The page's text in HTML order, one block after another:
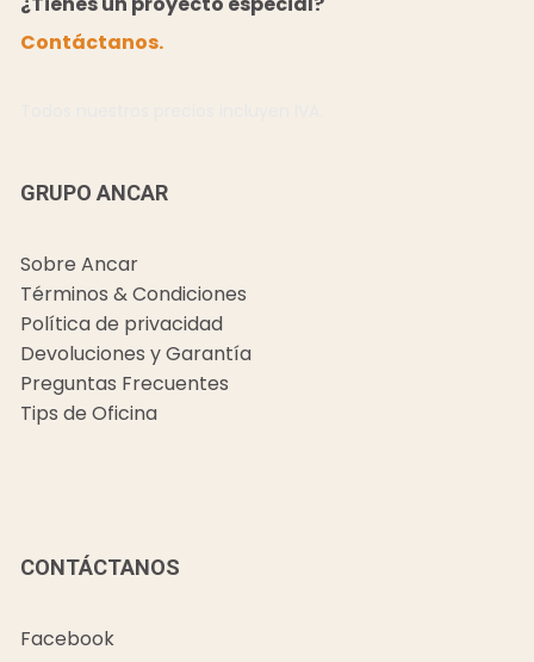
Contáctanos.
GRUPO ANCAR
Sobre Ancar
Términos & Condiciones
Política de privacidad
Devoluciones y Garantía
Preguntas Frecuentes
Tips de Oficina
CONTÁCTANOS
Facebook